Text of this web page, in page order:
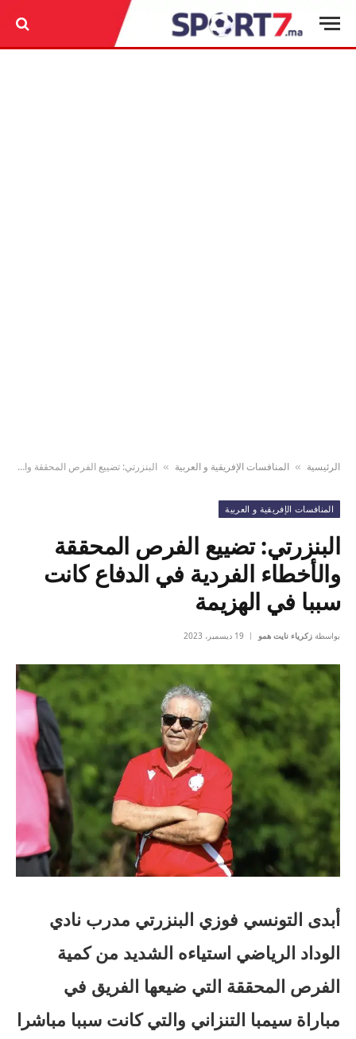
الرئيسية » المنافسات الإفريقية و العربية » البنزرتي: تضييع الفرص المحققة والأخطاء الفردية في الدفاع كانت سببا في الهزيمة
المنافسات الإفريقية و العربية
البنزرتي: تضييع الفرص المحققة
والأخطاء الفردية في الدفاع كانت
سببا في الهزيمة
بواسطة زكرياء نايت همو 19 ديسمبر، 2023
أبدى التونسي فوزي البنزرتي مدرب نادي
الوداد الرياضي استياءه الشديد من كمية
الفرص المحققة التي ضيعها الفريق في
مباراة سيمبا التنزاني والتي كانت سببا مباشرا